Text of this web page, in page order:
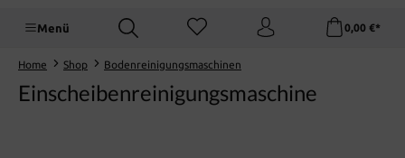
Menü 0,00 €*
Home Shop Bodenreinigungsmaschinen
Einscheibenreinigungsmaschine